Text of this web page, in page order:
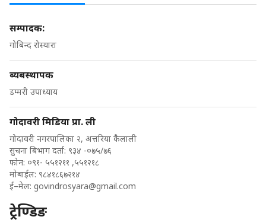
सम्पादक:
गोबिन्द रोस्यारा
ब्यबस्थापक
डम्मरी उपाध्याय
गोदावरी मिडिया प्रा. ली
गोदावरी नगरपालिका २, अत्तरिया कैलाली
सुचना बिभाग दर्ता: ९३४ -०७५/७६
फोन: ०९१- ५५१२११ ,५५१२१८
मोबाईल: ९८४१८६७२१४
ई–मेल: govindrosyara@gmail.com
ट्रेण्डिङ